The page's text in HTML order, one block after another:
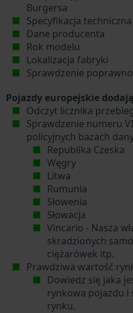
Burgersa
Specyfikacja
Dane producenta
Rok modelu
Lokalizacja fabryki
Sprawdzenie
Pojazdy europejskie
Odczyt licznika
Sprawdzenie numeru
policyjnych bazach
Republika Czeska
Węgry
Litwa
Rumunia
Słowenia
Słowacja
Vincario - Nasza
skradzionych
ciężarówek itp.
Prawdziwa wartość
Dowiedz się jaka
rynkowa pojazdu i
rynku.